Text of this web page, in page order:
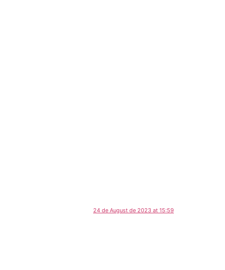
24 de August de 2023 at 15:59